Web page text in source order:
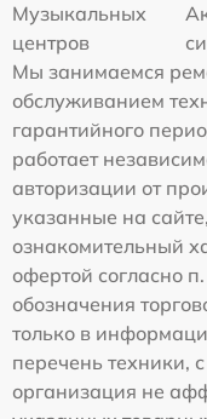
Музыкальных
центров
Мы занимаемся
обслуживанием
гарантийного
работает
авторизации от
указанные на
ознакомительный
офертой согласно
обозначения
только в
перечень техники,
организация не